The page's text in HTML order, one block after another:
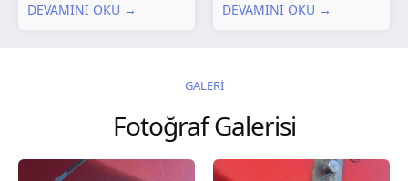
PUBLICATIONS New
remarks 127 Korea
DEVAMINI OKU →
PUBLICATIONS New
2026 Chart
Title, limits and other
remarks 67 Gulf of...
DEVAMINI OKU →
GALERİ
Fotoğraf Galerisi